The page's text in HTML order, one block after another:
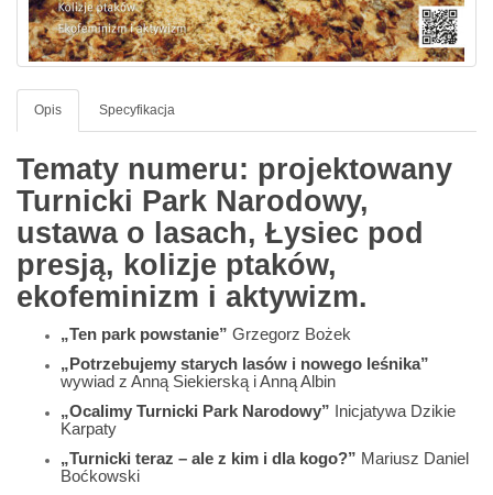
Opis Specyfikacja
Tematy numeru: projektowany
Turnicki Park Narodowy,
ustawa o lasach, Łysiec pod
presją, kolizje ptaków,
ekofeminizm i aktywizm.
„Ten park powstanie” Grzegorz Bożek
„Potrzebujemy starych lasów i nowego leśnika”
wywiad z Anną Siekierską i Anną Albin
„Ocalimy Turnicki Park Narodowy” Inicjatywa Dzikie
Karpaty
„Turnicki teraz – ale z kim i dla kogo?” Mariusz Daniel
Boćkowski